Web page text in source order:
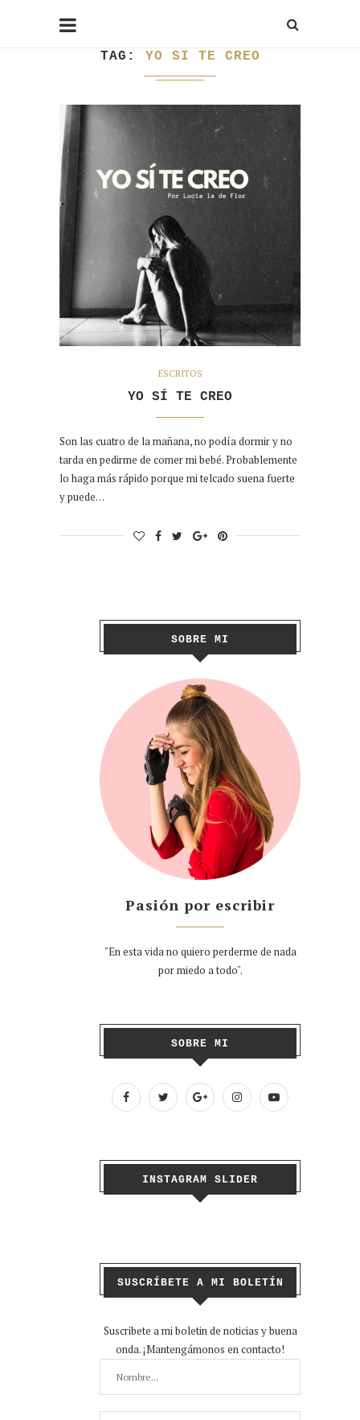
TAG YO SI TE CREO
ESCRITOS
YO SÍ TE CREO
Son las cuatro de la mañana, no podía dormir y no
tarda en pedirme de comer mi bebé. Probablemente
lo haga más rápido porque mi telcado suena fuerte
y puede…
SOBRE MI
Pasión por escribir
"En esta vida no quiero perderme de nada
por miedo a todo".
SOBRE MI
INSTAGRAM SLIDER
SUSCRÍBETE A MI BOLETÍN
Suscribete a mi boletin de noticias y buena
onda. ¡Mantengámonos en contacto!